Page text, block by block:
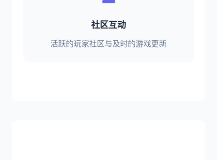
社区互动
活跃的玩家社区与及时的游戏更新